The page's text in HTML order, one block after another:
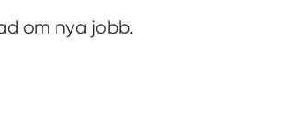
om nya jobb.